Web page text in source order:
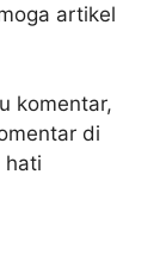
artikel
komentar,
di
hati